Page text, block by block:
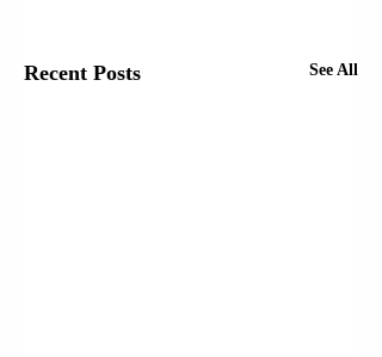
Recent Posts See All